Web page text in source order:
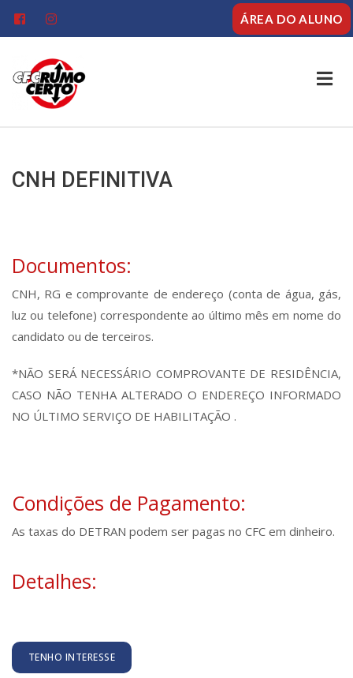
ÁREA DO ALUNO
EMPRESA
CONTATO
CNH DEFINITIVA
Documentos:
CNH, RG e comprovante de endereço (conta de água, gás,
luz ou telefone) correspondente ao último mês em nome do
candidato ou de terceiros.
*NÃO SERÁ NECESSÁRIO COMPROVANTE DE RESIDÊNCIA,
CASO NÃO TENHA ALTERADO O ENDEREÇO INFORMADO
NO ÚLTIMO SERVIÇO DE HABILITAÇÃO .
Condições de Pagamento:
As taxas do DETRAN podem ser pagas no CFC em dinheiro.
Detalhes:
TENHO INTERESSE